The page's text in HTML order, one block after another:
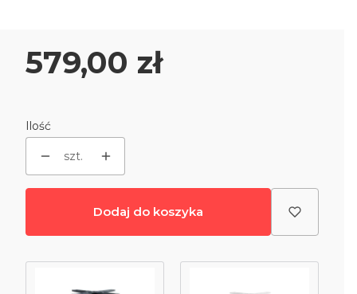
Cena
579,00 zł
Ilość
szt.
Dodaj do koszyka